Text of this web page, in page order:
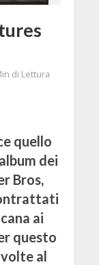
di Lettura
quello
dei
Bros,
ai
questo
al